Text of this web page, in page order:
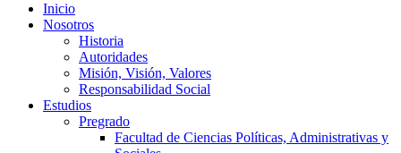
Inicio
Nosotros
Historia
Autoridades
Misión, Visión, Valores
Responsabilidad Social
Estudios
Pregrado
Facultad de Ciencias Políticas, Administrativas y